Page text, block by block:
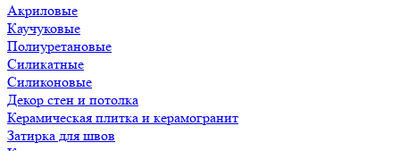
Акриловые
Каучуковые
Полиуретановые
Силикатные
Силиконовые
Декор стен и потолка
Керамическая плитка и керамогранит
Затирка для швов